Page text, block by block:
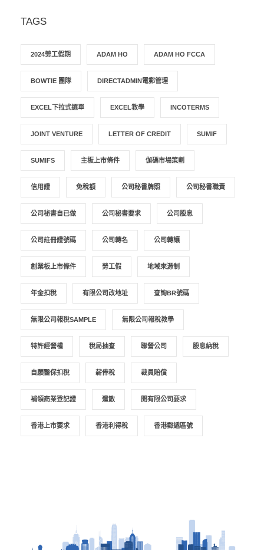
TAGS
2024勞工假期 ADAM HO ADAM HO FCCA
BOWTIE 團隊 DIRECTADMIN電郵管理
EXCEL下拉式選單 EXCEL教學 INCOTERMS
JOINT VENTURE LETTER OF CREDIT SUMIF
SUMIFS 主板上市條件 伽碼市場策劃
信用證 免稅額 公司秘書牌照 公司秘書職責
公司秘書自已做 公司秘書要求 公司股息
公司註冊證號碼 公司轉名 公司轉讓
創業板上市條件 勞工假 地域來源制
年金扣稅 有限公司改地址 查詢BR號碼
無限公司報稅SAMPLE 無限公司報稅教學
特許經營權 稅局抽查 聯營公司 股息納稅
自願醫保扣稅 薪俸稅 裁員賠償
補領商業登記證 遣散 開有限公司要求
香港上市要求 香港利得稅 香港郵遞區號